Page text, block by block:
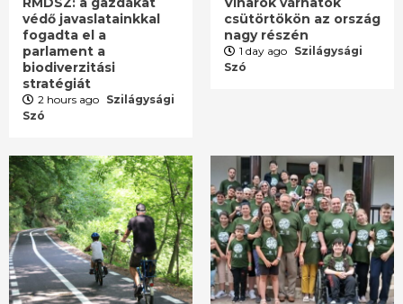
védő javaslatainkkal
fogadta el a
parlament a
biodiverzitási
stratégiát
2 hours ago Szilágysági
Szó
csütörtökön az ország
nagy részén
1 day ago Szilágysági
Szó